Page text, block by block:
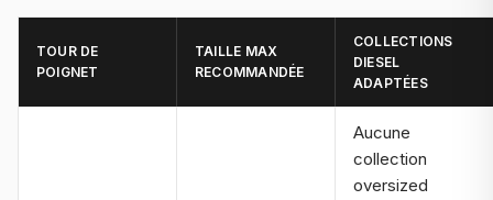
TOUR DE
POIGNET
TAILLE MAX
RECOMMANDÉE
COLLECTIONS
DIESEL
ADAPTÉES
Aucune
collection
oversized